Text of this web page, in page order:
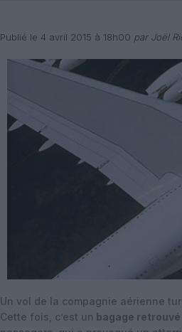
Publié le 4 avril 2015 à 18h00 par Joël
Un vol de la compagnie aérienne
Cette fois, c’est un bagage